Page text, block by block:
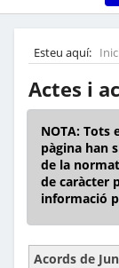
Esteu aquí: Inici
Actes i
NOTA: Tots
pàgina han
de la
de caràcter
informació
Acords de